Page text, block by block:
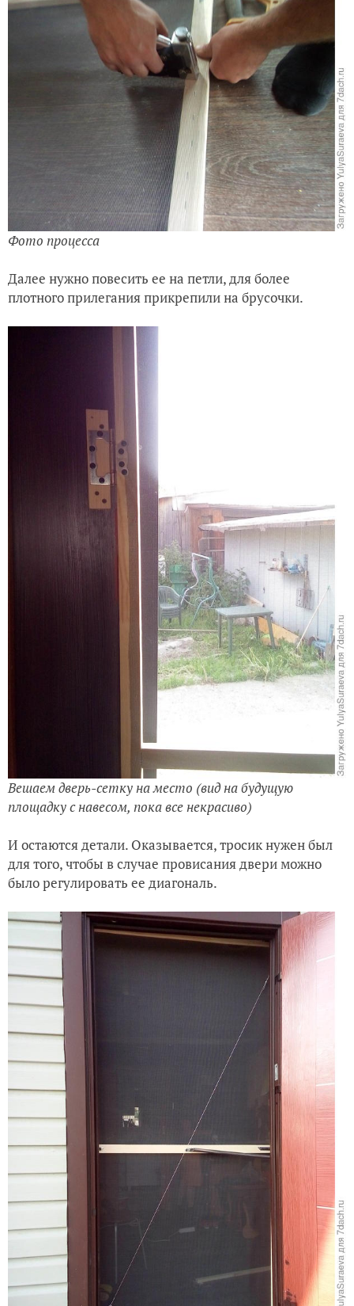
Фото процесса
Далее нужно повесить ее на петли, для более
плотного прилегания прикрепили на брусочки.
Вешаем дверь-сетку на место (вид на будущую
площадку с навесом, пока все некрасиво)
И остаются детали. Оказывается, тросик нужен был
для того, чтобы в случае провисания двери можно
было регулировать ее диагональ.